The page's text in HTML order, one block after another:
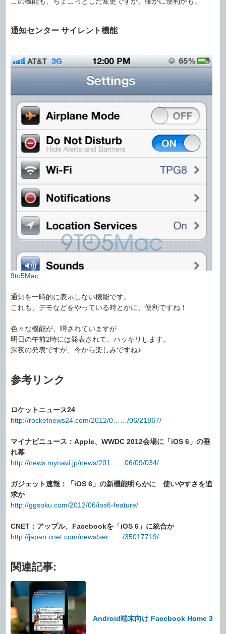
通知センター サイレント機能
9to5Mac
通知を一時的に表示しない機能です。
これも、デモなどをやっている時とかに、便利ですね！
色々な機能が、噂されていますが
明日の午前2時には発表されて、ハッキリします。
深夜の発表ですが、今から楽しみですね♪
参考リンク
ロケットニュース24
http://rocketnews24.com/2012/0……/06/21867/
マイナビニュース：Apple、WWDC 2012会場に「iOS 6」の垂
れ幕
http://news.mynavi.jp/news/201……06/09/034/
ガジェット速報：「iOS 6」の新機能明らかに 使いやすさを追
求か
http://ggsoku.com/2012/06/ios6-feature/
CNET：アップル、Facebookを「iOS 6」に統合か
http://japan.cnet.com/news/ser……/35017719/
関連記事:
Android端末向け Facebook Home 3